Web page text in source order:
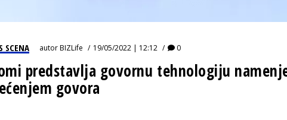
SCENA autorBIZLife 19/05/2022 | 12:12 0
predstavlja govornu tehnologiju
govora